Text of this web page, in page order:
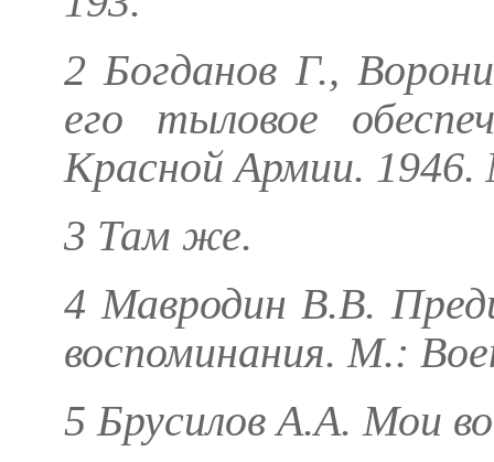
2 Богданов Г.,
его тыловое
Красной Армии.
3 Там же.
4 Мавродин В.В.
воспоминания. М.:
5 Брусилов А.А. Мои